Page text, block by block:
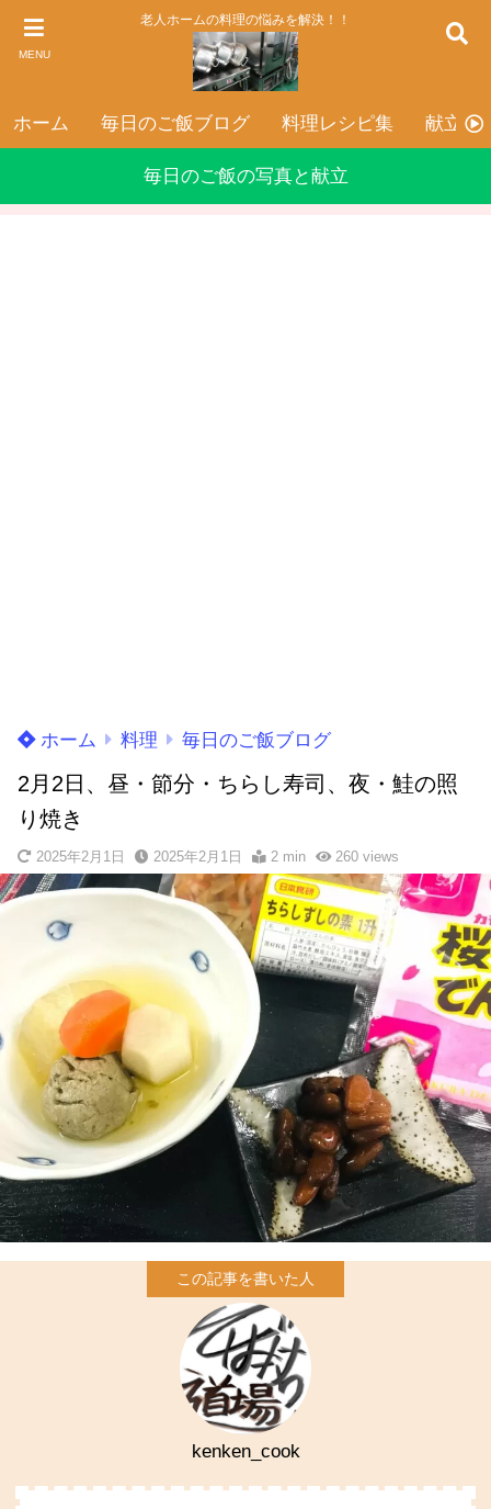
MENU
老人ホームの料理の悩みを解決！！
ホーム 毎日のご飯ブログ 料理レシピ集 献立表
毎日のご飯の写真と献立
ホーム 料理 毎日のご飯ブログ
2月2日、昼・節分・ちらし寿司、夜・鮭の照
り焼き
2025年2月1日 2025年2月1日 2 min 260views
kenken_cook